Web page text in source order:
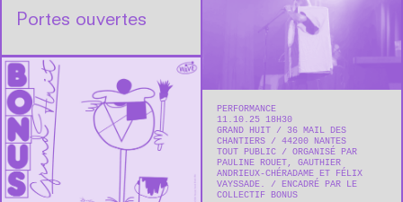
Portes ouvertes
PERFORMANCE
11.10.25 18H30
GRAND HUIT
36 MAIL DES
CHANTIERS
44200 NANTES
TOUT PUBLIC
ORGANISÉ PAR
PAULINE ROUET, GAUTHIER
ANDRIEUX-CHÉRADAME ET FÉLIX
VAYSSADE.
ENCADRÉ PAR LE
COLLECTIF BONUS